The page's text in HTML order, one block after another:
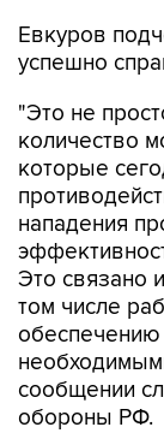
Евкуров
успешно
"Это не
количество
которые
нападения
Это связано
том числе
обеспечению
сообщении
обороны РФ.